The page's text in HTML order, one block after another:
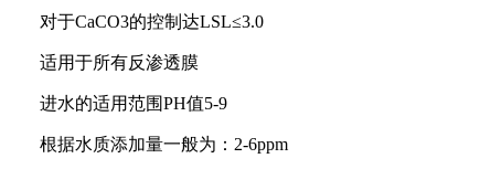
对于CaCO3的控制达LSL≤3.0
适用于所有反渗透膜
进水的适用范围PH值5-9
根据水质添加量一般为： 2-6ppm